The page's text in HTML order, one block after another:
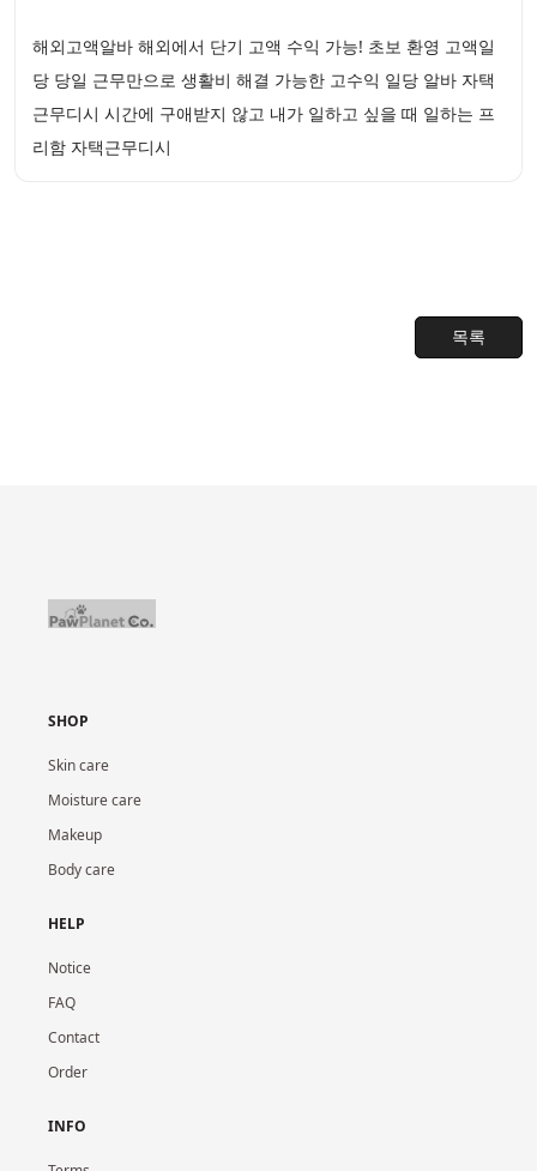
해외고액알바 해외에서 단기 고액 수익 가능! 초보 환영 고액일
당 당일 근무만으로 생활비 해결 가능한 고수익 일당 알바 자택
근무디시 시간에 구애받지 않고 내가 일하고 싶을 때 일하는 프
리함 자택근무디시
목록
SHOP
Skin care
Moisture care
Makeup
Body care
HELP
Notice
FAQ
Contact
Order
INFO